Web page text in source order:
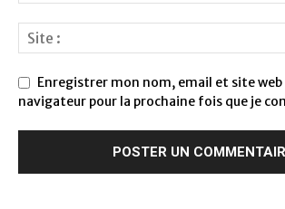
Enregistrer mon nom, email et site web
navigateur pour la prochaine fois que je